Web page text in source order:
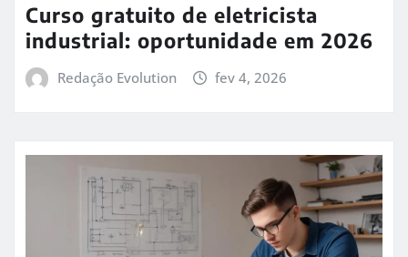
Curso gratuito de eletricista
industrial: oportunidade em 2026
Redação Evolution fev 4, 2026